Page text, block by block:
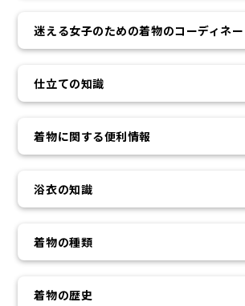
迷える女子のための着物のコーディネー
仕立ての知識
着物に関する便利情報
浴衣の知識
着物の種類
着物の歴史